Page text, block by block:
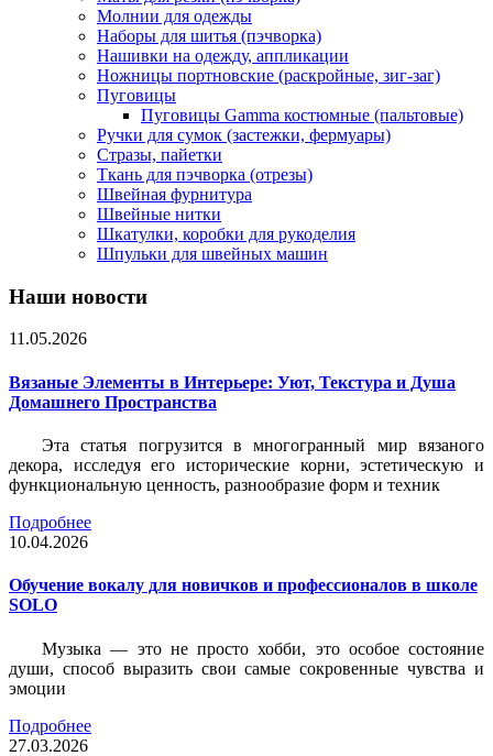
Молнии для одежды
Наборы для шитья (пэчворка)
Нашивки на одежду, аппликации
Ножницы портновские (раскройные, зиг-заг)
Пуговицы
Пуговицы Gamma костюмные (пальтовые)
Ручки для сумок (застежки, фермуары)
Стразы, пайетки
Ткань для пэчворка (отрезы)
Швейная фурнитура
Швейные нитки
Шкатулки, коробки для рукоделия
Шпульки для швейных машин
Наши новости
11.05.2026
Вязаные Элементы в Интерьере: Уют, Текстура и Душа
Домашнего Пространства
Эта статья погрузится в многогранный мир вязаного
декора, исследуя его исторические корни, эстетическую и
функциональную ценность, разнообразие форм и техник
Подробнее
10.04.2026
Обучение вокалу для новичков и профессионалов в школе
SOLO
Музыка — это не просто хобби, это особое состояние
души, способ выразить свои самые сокровенные чувства и
эмоции
Подробнее
27.03.2026